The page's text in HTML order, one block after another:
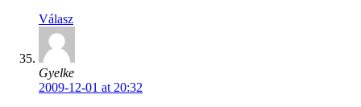
Válasz
Gyelke
2009-12-01 at 20:32